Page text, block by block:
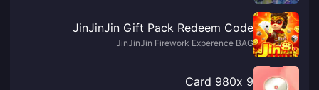
JinJinJin Gift Pack Redeem Code
JinJinJin Firework Experence BAG
9 Card 980x